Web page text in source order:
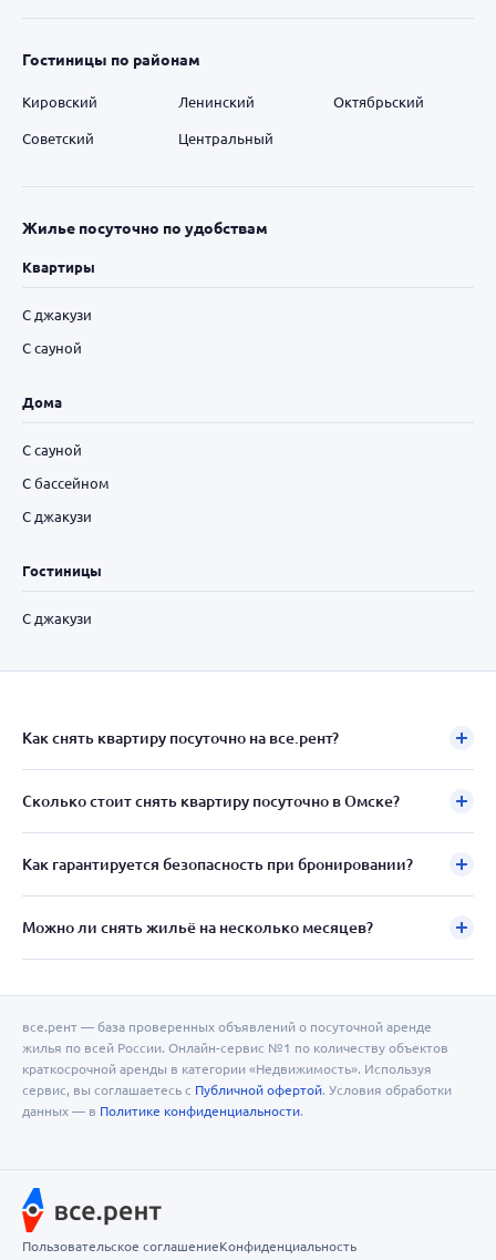
Гостиницы по районам
Кировский Ленинский
Октябрьский
Советский
Центральный
Жилье посуточно по удобствам
Квартиры
С джакузи
С сауной
Дома
С сауной
С бассейном
С джакузи
Гостиницы
С джакузи
Как снять квартиру посуточно на все.рент?
Сколько стоит снять квартиру посуточно в Омске?
Как гарантируется безопасность при бронировании?
Можно ли снять жильё на несколько месяцев?
все.рент — база проверенных объявлений о посуточной аренде
жилья по всей России. Онлайн-сервис №1 по количеству объектов
краткосрочной аренды в категории «Недвижимость». Используя
сервис, вы соглашаетесь с Публичной офертой. Условия обработки
данных — в Политике конфиденциальности.
Пользовательское соглашениеКонфиденциальность